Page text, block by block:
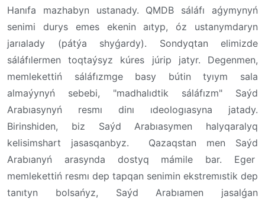
Hanıfa mazhabyn ustanady. QMDB sáláfı aǵymynyń
senimi durys emes ekenin aıtyp, óz ustanymdaryn
jarıalady (pátýa shyǵardy). Sondyqtan elimizde
sáláfılermen toqtaýsyz kúres júrip jatyr. Degenmen,
memlekettiń sáláfızmge basy bútin tyıym sala
almaýynyń sebebi, "madhalıdtik sáláfızm" Saýd
Arabıasynyń resmı dinı ıdeologıasyna jatady.
Birinshiden, biz Saýd Arabıasymen halyqaralyq
kelisimshart jasasqanbyz. Qazaqstan men Saýd
Arabıanyń arasynda dostyq mámile bar. Eger
memlekettiń resmı dep tapqan senimin ekstremıstik dep
tanıtyn bolsańyz, Saýd Arabıamen jasalǵan